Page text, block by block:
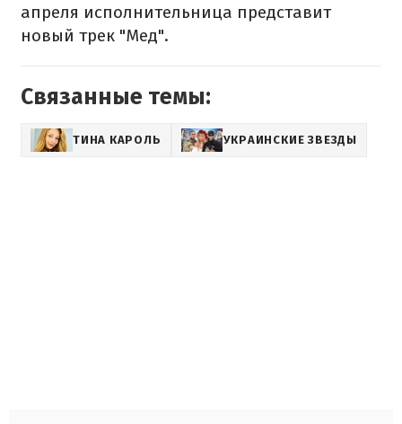
апреля исполнительница представит
новый трек "Мед".
Связанные темы:
ТИНА КАРОЛЬ УКРАИНСКИЕ ЗВЕЗДЫ